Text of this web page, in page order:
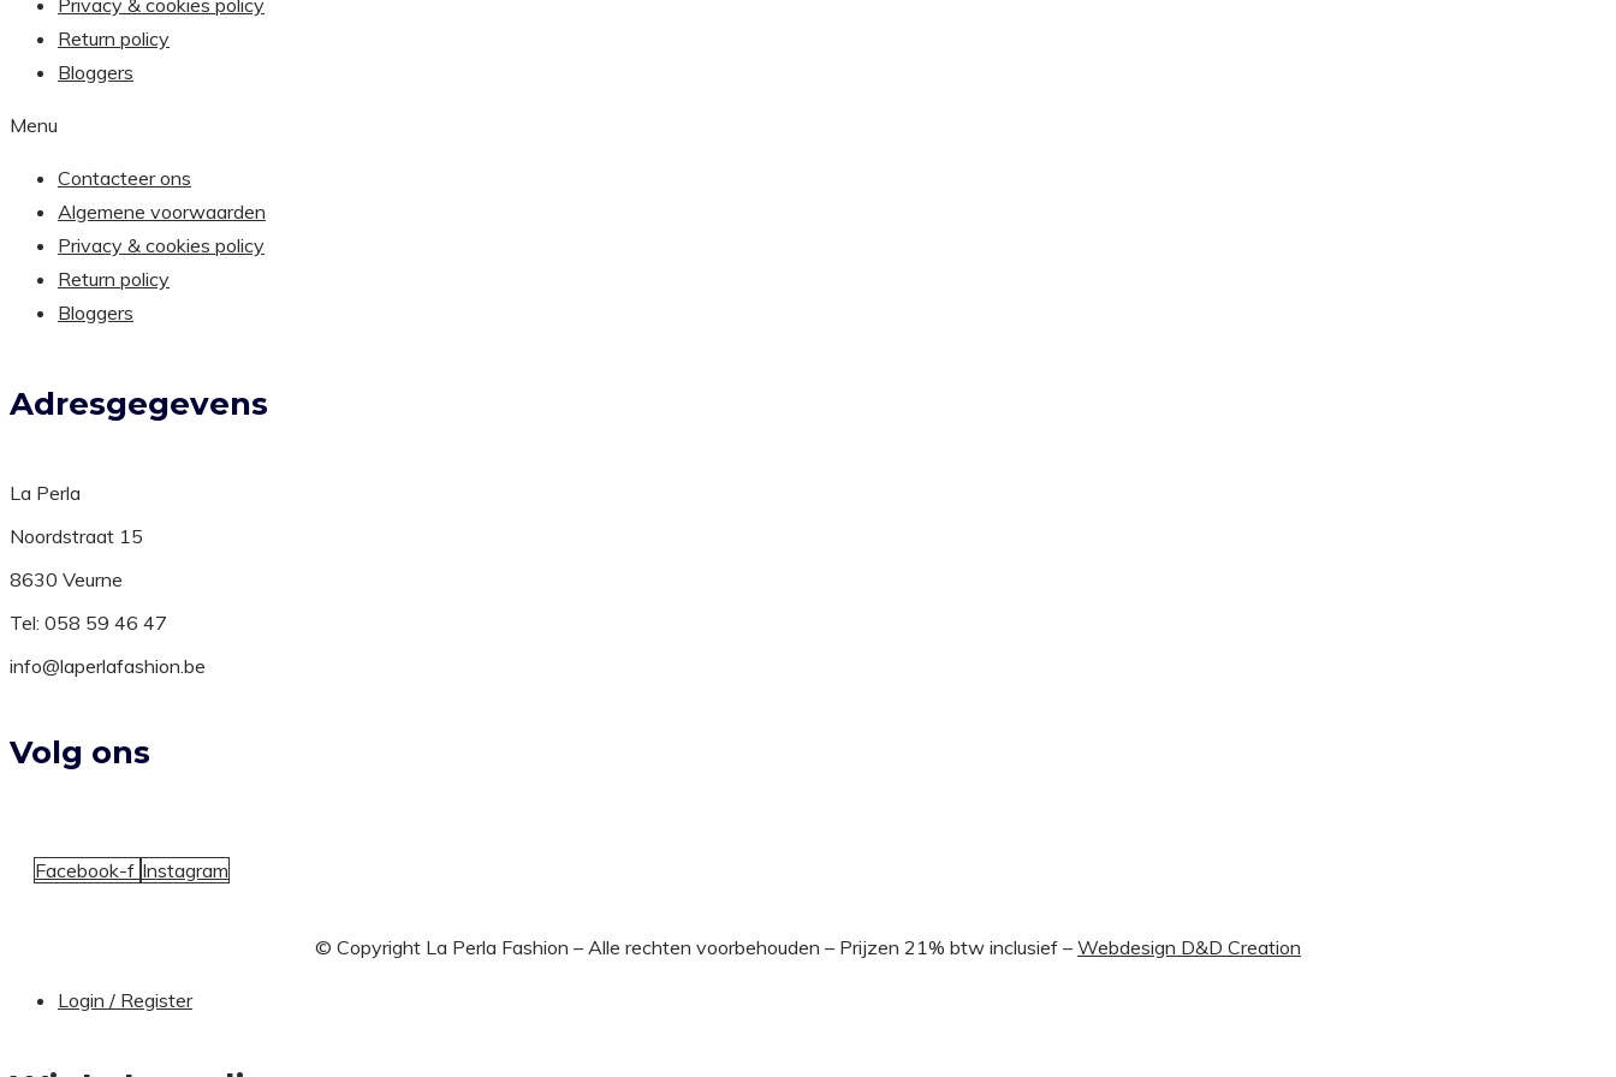
Privacy & cookies policy
Return policy
Bloggers
Menu
Contacteer ons
Algemene voorwaarden
Privacy & cookies policy
Return policy
Bloggers
Adresgegevens
La Perla
Noordstraat 15
8630 Veurne
Tel: 058 59 46 47
info@laperlafashion.be
Volg ons
Facebook-f Instagram
© Copyright La Perla Fashion – Alle rechten voorbehouden – Prijzen 21% btw inclusief – Webdesign D&D Creation
Login / Register